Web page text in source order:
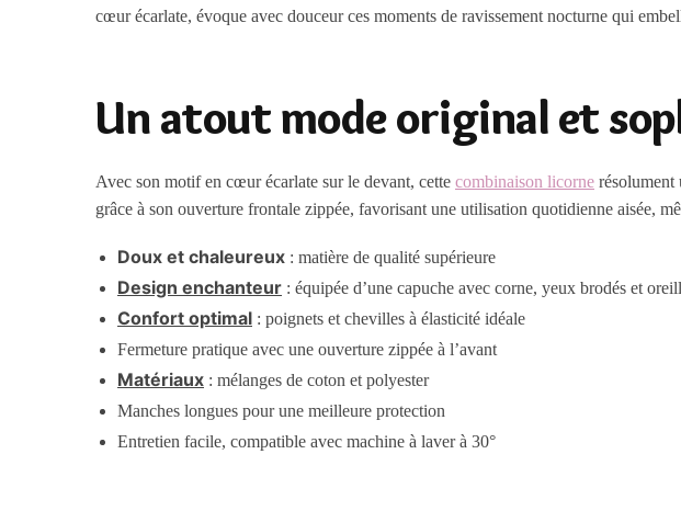
cœur écarlate, évoque avec douceur ces moments de ravissement nocturne qui
Un atout mode original et
Avec son motif en cœur écarlate sur le devant, cettecombinaison licorne
grâce à son ouverture frontale zippée, favorisant une utilisation quotidienne aisée,
Doux et chaleureux : matière de qualité supérieure
Design enchanteur : équipée d’une capuche avec corne, yeux brodés et
Confort optimal : poignets et chevilles à élasticité idéale
Fermeture pratique avec une ouverture zippée à l’avant
Matériaux : mélanges de coton et polyester
Manches longues pour une meilleure protection
Entretien facile, compatible avec machine à laver à 30°